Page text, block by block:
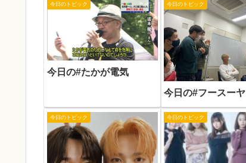
今日のトピック
今日の#たかが電気
今日のトピック
今日の#フースーヤ
今日のトピック 今日のトピック